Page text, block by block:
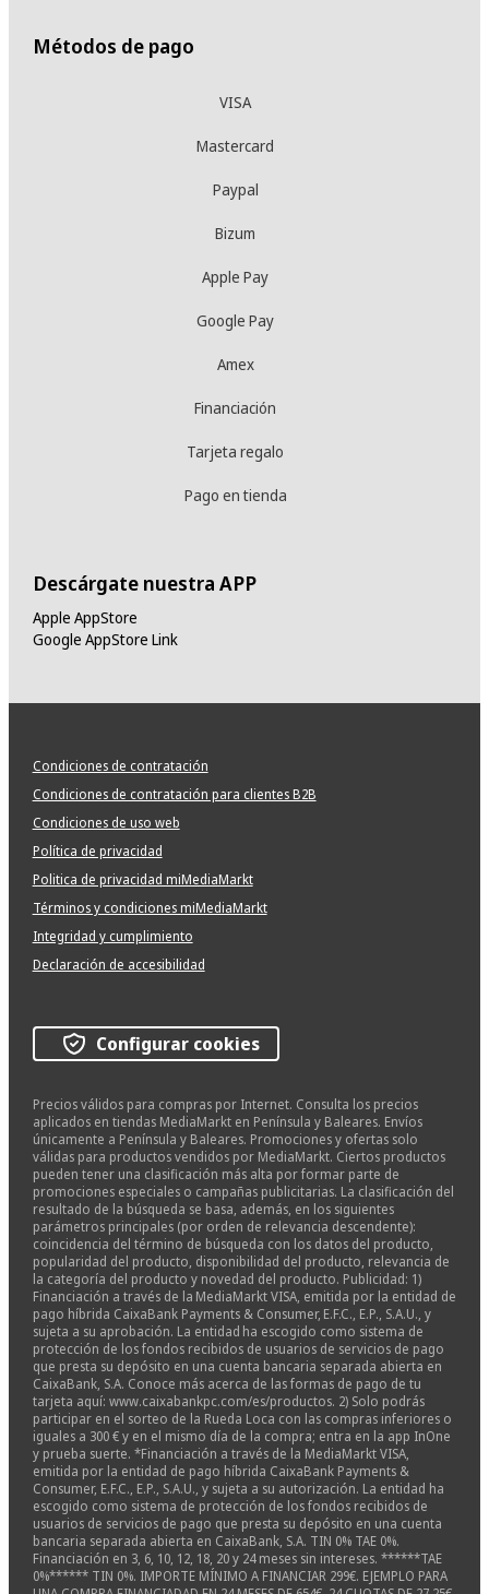
Métodos de pago
VISA
Mastercard
Paypal
Bizum
Apple Pay
Google Pay
Amex
Financiación
Tarjeta regalo
Pago en tienda
Descárgate nuestra APP
Apple AppStore
Google AppStore Link
Condiciones de contratación
Condiciones de contratación para clientes B2B
Condiciones de uso web
Política de privacidad
Politica de privacidad miMediaMarkt
Términos y condiciones miMediaMarkt
Integridad y cumplimiento
Declaración de accesibilidad
Configurar cookies
Precios válidos para compras por Internet. Consulta los precios
aplicados en tiendas MediaMarkt en Península y Baleares. Envíos
únicamente a Península y Baleares. Promociones y ofertas solo
válidas para productos vendidos por MediaMarkt. Ciertos productos
pueden tener una clasificación más alta por formar parte de
promociones especiales o campañas publicitarias. La clasificación del
resultado de la búsqueda se basa, además, en los siguientes
parámetros principales (por orden de relevancia descendente):
coincidencia del término de búsqueda con los datos del producto,
popularidad del producto, disponibilidad del producto, relevancia de
la categoría del producto y novedad del producto. Publicidad: 1)
Financiación a través de la MediaMarkt VISA, emitida por la entidad de
pago híbrida CaixaBank Payments & Consumer, E.F.C., E.P., S.A.U., y
sujeta a su aprobación. La entidad ha escogido como sistema de
protección de los fondos recibidos de usuarios de servicios de pago
que presta su depósito en una cuenta bancaria separada abierta en
CaixaBank, S.A. Conoce más acerca de las formas de pago de tu
tarjeta aquí: www.caixabankpc.com/es/productos. 2) Solo podrás
participar en el sorteo de la Rueda Loca con las compras inferiores o
iguales a 300 € y en el mismo día de la compra; entra en la app InOne
y prueba suerte. *Financiación a través de la MediaMarkt VISA,
emitida por la entidad de pago híbrida CaixaBank Payments &
Consumer, E.F.C., E.P., S.A.U., y sujeta a su autorización. La entidad ha
escogido como sistema de protección de los fondos recibidos de
usuarios de servicios de pago que presta su depósito en una cuenta
bancaria separada abierta en CaixaBank, S.A. TIN 0% TAE 0%.
Financiación en 3, 6, 10, 12, 18, 20 y 24 meses sin intereses. ******TAE
0%****** TIN 0%. IMPORTE MÍNIMO A FINANCIAR 299€. EJEMPLO PARA